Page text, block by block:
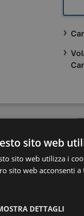
sito web
sito web utilizza i
sito web acconsenti
DETTAGLI